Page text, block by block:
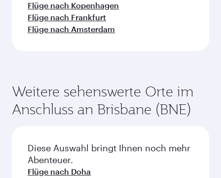
Flüge nach Kopenhagen
Flüge nach Frankfurt
Flüge nach Amsterdam
Weitere sehenswerte Orte im
Anschluss an Brisbane (BNE)
Diese Auswahl bringt Ihnen noch mehr
Abenteuer.
Flüge nach Doha